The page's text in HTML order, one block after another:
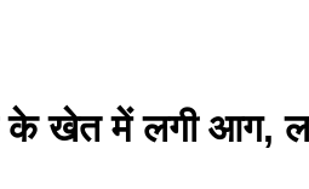
के खेत में लगी आग,